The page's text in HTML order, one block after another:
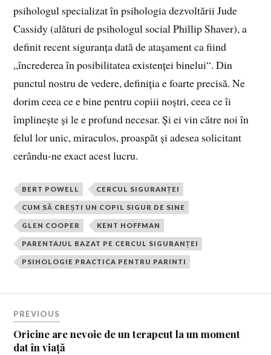
psihologul specializat în psihologia dezvoltării Jude
Cassidy (alături de psihologul social Phillip Shaver), a
definit recent siguranța dată de atașament ca fiind
„încrederea în posibilitatea existenței binelui“. Din
punctul nostru de vedere, definiția e foarte precisă. Ne
dorim ceea ce e bine pentru copiii noștri, ceea ce îi
împlinește și le e profund necesar. Și ei vin către noi în
felul lor unic, miraculos, proaspăt și adesea solicitant
cerându‑ne exact acest lucru.
BERT POWELL CERCUL SIGURANȚEI
CUM SĂ CREȘTI UN COPIL SIGUR DE SINE
GLEN COOPER KENT HOFFMAN
PARENTAJUL BAZAT PE CERCUL SIGURANȚEI
PSIHOLOGIE PRACTICA PENTRU PARINTI
PREVIOUS
Oricine are nevoie de un terapeut la un moment
dat în viață